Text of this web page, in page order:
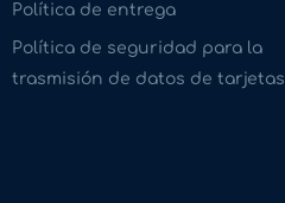
Política de entrega
Política de seguridad para la
trasmisión de datos de tarjetas